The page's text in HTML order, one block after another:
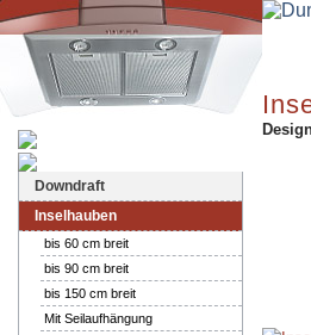
Downdraft
Inselhauben
bis 60 cm breit
bis 90 cm breit
bis 150 cm breit
Mit Seilaufhängung